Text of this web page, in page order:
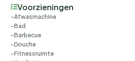
Voorzieningen
Afwasmachine
Bad
Barbecue
Douche
Fitnessruimte